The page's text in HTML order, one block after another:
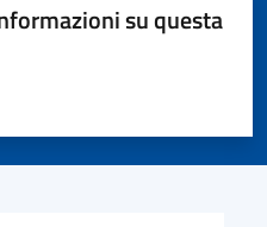
su questa
su 5